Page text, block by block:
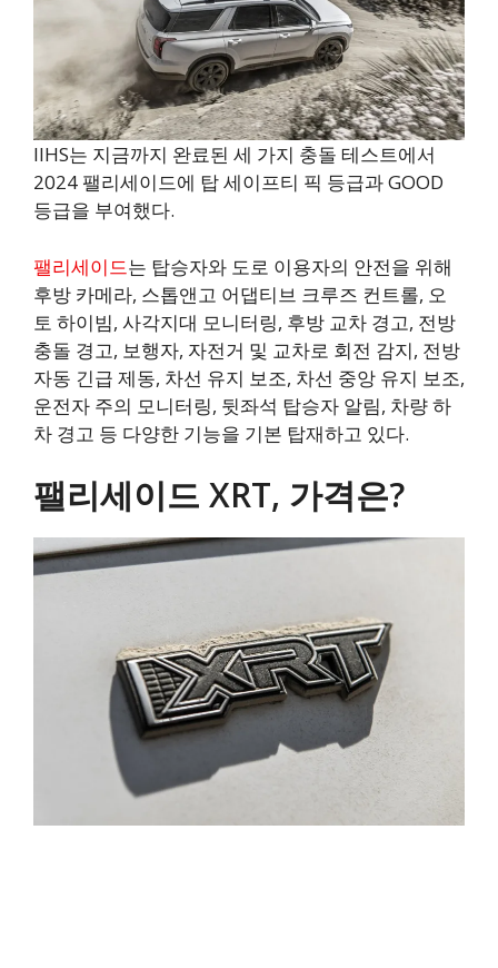
IIHS는 지금까지 완료된 세 가지 충돌 테스트에서
2024 팰리세이드에 탑 세이프티 픽 등급과 GOOD
등급을 부여했다.
팰리세이드는 탑승자와 도로 이용자의 안전을 위해
후방 카메라, 스톱앤고 어댑티브 크루즈 컨트롤, 오
토 하이빔, 사각지대 모니터링, 후방 교차 경고, 전방
충돌 경고, 보행자, 자전거 및 교차로 회전 감지, 전방
자동 긴급 제동, 차선 유지 보조, 차선 중앙 유지 보조,
운전자 주의 모니터링, 뒷좌석 탑승자 알림, 차량 하
차 경고 등 다양한 기능을 기본 탑재하고 있다.
팰리세이드 XRT, 가격은?